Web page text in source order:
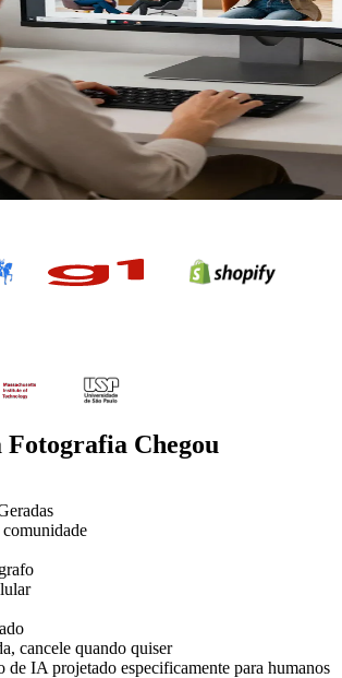
Chegou
comunidade
cancele quando quiser
IA projetado especificamente para humanos